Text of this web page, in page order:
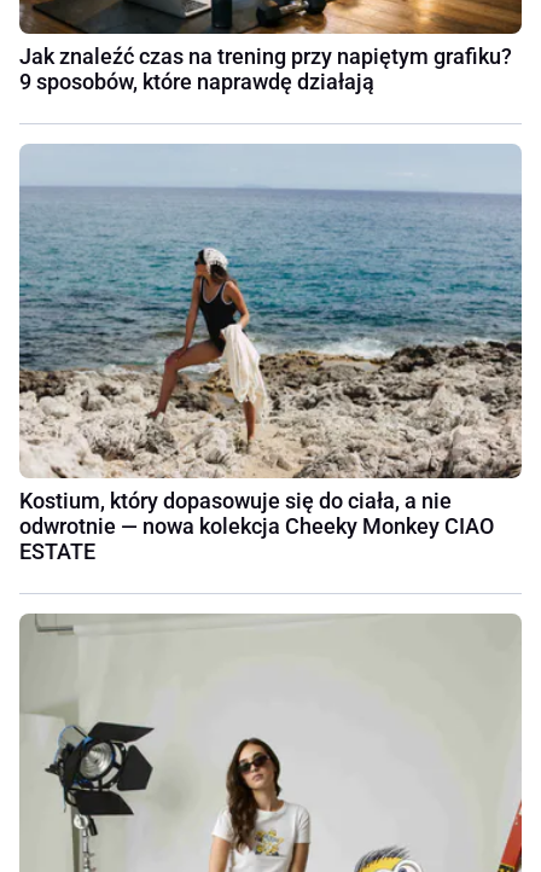
Jak znaleźć czas na trening przy napiętym grafiku?
9 sposobów, które naprawdę działają
Kostium, który dopasowuje się do ciała, a nie
odwrotnie — nowa kolekcja Cheeky Monkey CIAO
ESTATE